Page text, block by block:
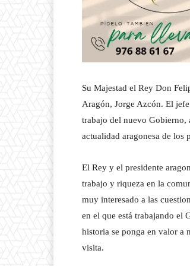
Su Majestad el Rey Don
Aragón, Jorge Azcón. El
trabajo del nuevo Gobierno,
actualidad aragonesa de los
El Rey y el presidente
trabajo y riqueza en la
muy interesado a las
en el que está trabajando el
historia se ponga en valor a
visita.